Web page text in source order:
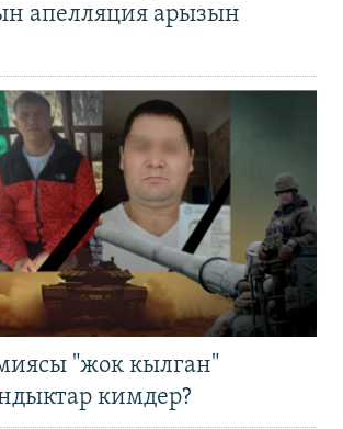
апелляция арызын
"жок кылган"
кимдер?